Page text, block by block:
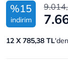
%15
indirim
12 X 785,38 TL